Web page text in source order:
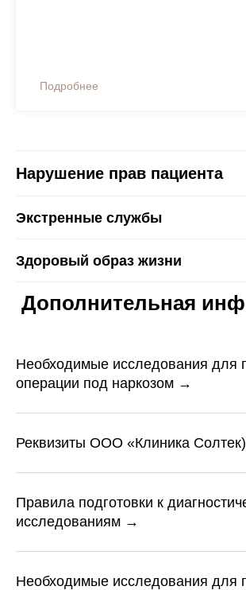
Подробнее
Нарушение прав пациента
Экстренные службы
Здоровый образ жизни
Дополнительная
Необходимые исследования для
операции под наркозом →
Реквизиты ООО «Клиника
Правила подготовки к
исследованиям →
Необходимые исследования для